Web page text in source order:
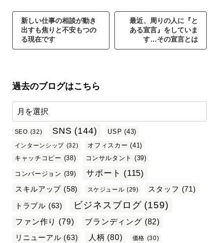
新しい仕事の相談が動き
出すも焦りと不安もつの
る現在です
最近、周りの人に『と
ある宣言』をしていま
す…その宣言とは
過去のブログはこちら
SEO (32) SNS (144) USP (43)
インターンシップ (32) オフィスカー (41)
キャッチコピー (38) コンサルタント (39)
コンバージョン (39) サポート (115)
スキルアップ (58) スケジュール (29) スタッフ (71)
トラブル (63) ビジネスブログ (159)
ファン作り (79) ブランディング (82)
リニューアル (63) 人柄 (80) 価格 (30)